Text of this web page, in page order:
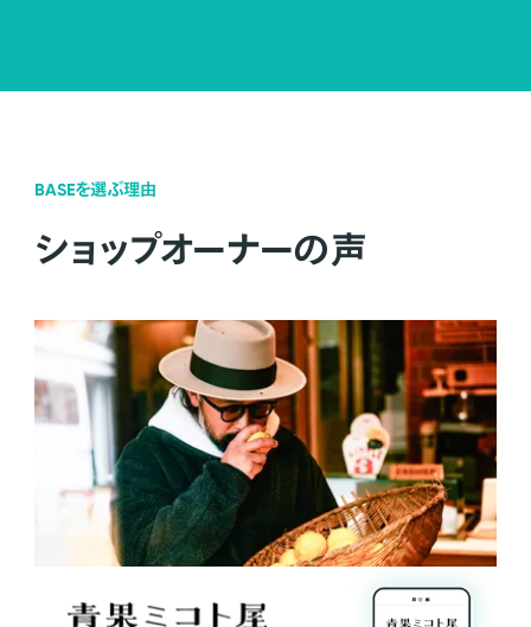
BASEを選ぶ理由
ショップオーナーの声